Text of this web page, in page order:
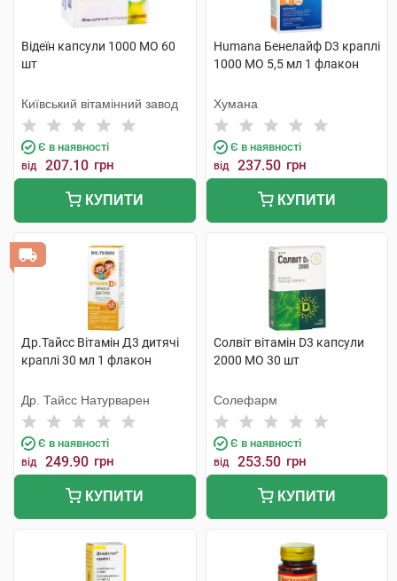
Відеїн капсули 1000 МО 60
шт
Київський вітамінний завод
Є в наявності
від 207.10 грн
КУПИТИ
Humana Бенелайф D3 краплі
1000 МО 5,5 мл 1 флакон
Хумана
Є в наявності
від 237.50 грн
КУПИТИ
Др.Тайсс Вітамін Д3 дитячі
краплі 30 мл 1 флакон
Др. Тайсс Натурварен
Є в наявності
від 249.90 грн
КУПИТИ
Солвіт вітамін D3 капсули
2000 МО 30 шт
Солефарм
Є в наявності
від 253.50 грн
КУПИТИ